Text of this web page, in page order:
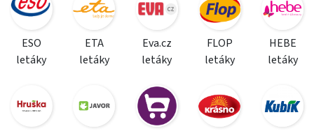
ESO
letáky
ETA
letáky
Eva.cz
letáky
FLOP
letáky
HEBE
letáky